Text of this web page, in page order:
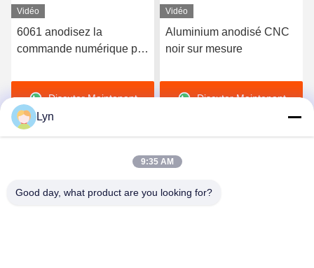
Vidéo
Aluminium anodisé CNC
noir sur mesure
Discuter Maintenant
Vidéo
Laser sablant fait sur
commande gravant le
service d'aluminium de
commande numérique par
Discuter Maintenant
Shenzhen Perfect Precision Product Co., Ltd.
Lyn
9:35 AM
Good day, what product are you looking for?